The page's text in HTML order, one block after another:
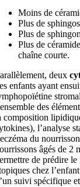
Moins de
Plus de
Plus de
Plus de
chaîne courte.
deux
enfants ayant
des
composition
l’analyse
du
âgés de 2
de prédire le
chez
suivi spécifique